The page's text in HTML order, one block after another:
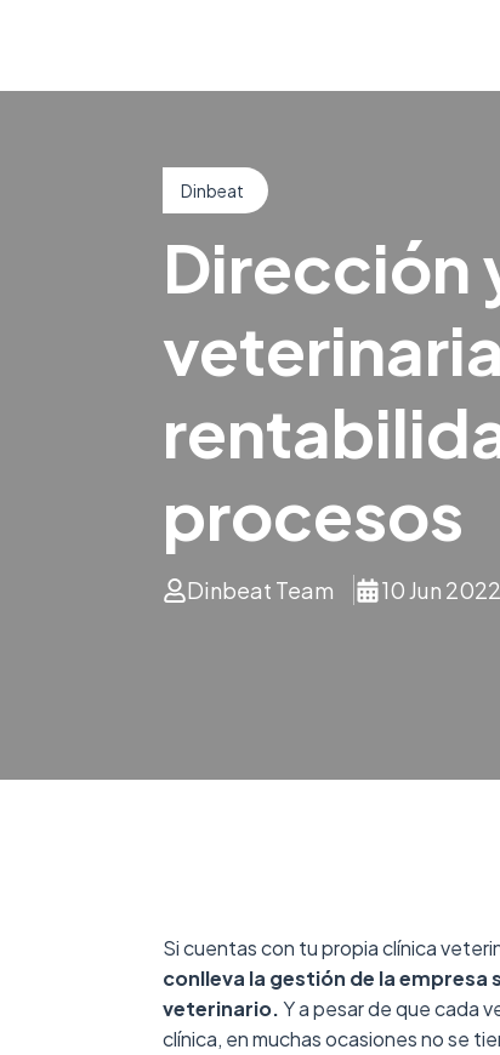
Dinbeat
Dirección
procesos
Dinbeat Team 10 Jun 2022
Si cuentas con tu propia clínica
conlleva la gestión de la
veterinario.Y a pesar de que cada
clínica, en muchas ocasiones no se